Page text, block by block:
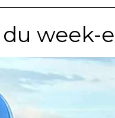
week-